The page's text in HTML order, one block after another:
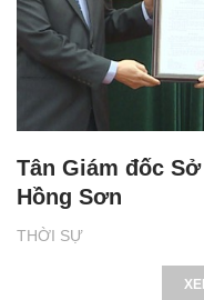
THỜI SỰ
Tân Giám đốc
Hồng Sơn